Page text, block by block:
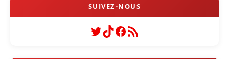
Twitter
TikTok
Facebook
Flux RSS